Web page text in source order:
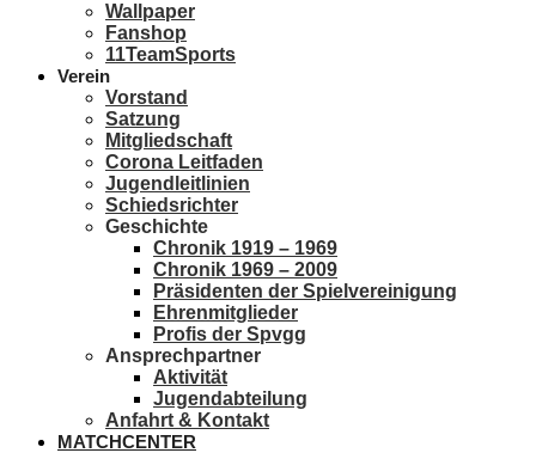
Wallpaper
Fanshop
11TeamSports
Verein
Vorstand
Satzung
Mitgliedschaft
Corona Leitfaden
Jugendleitlinien
Schiedsrichter
Geschichte
Chronik 1919 – 1969
Chronik 1969 – 2009
Präsidenten der Spielvereinigung
Ehrenmitglieder
Profis der Spvgg
Ansprechpartner
Aktivität
Jugendabteilung
Anfahrt & Kontakt
MATCHCENTER